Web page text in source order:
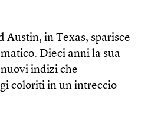
Austin, in Texas, sparisce
Dieci anni la sua
indizi che
coloriti in un intreccio